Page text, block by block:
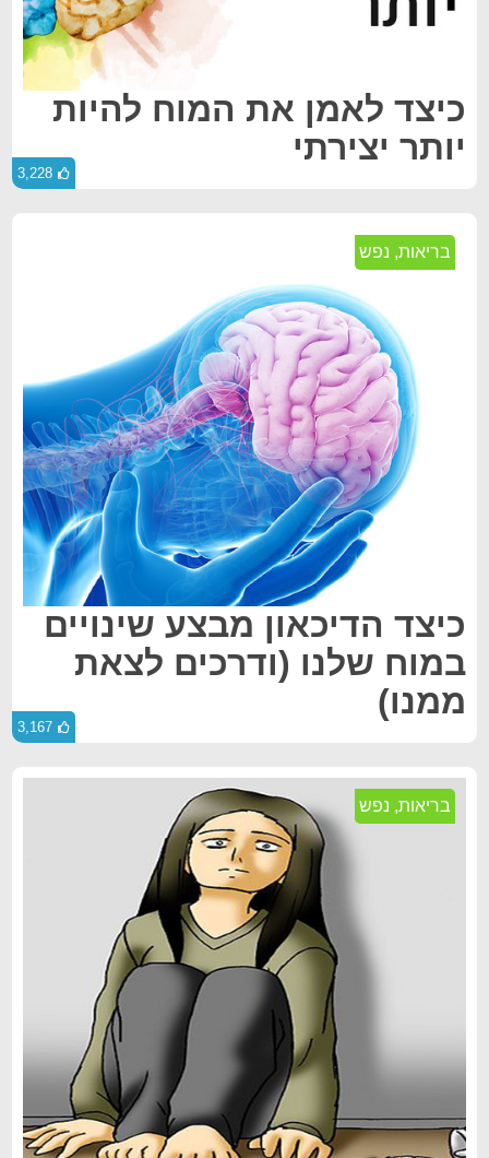
כיצד לאמן את המוח להיות
יותר יצירתי
3,228
בריאות, נפש
כיצד הדיכאון מבצע שינויים
במוח שלנו (ודרכים לצאת
ממנו)
3,167
בריאות, נפש